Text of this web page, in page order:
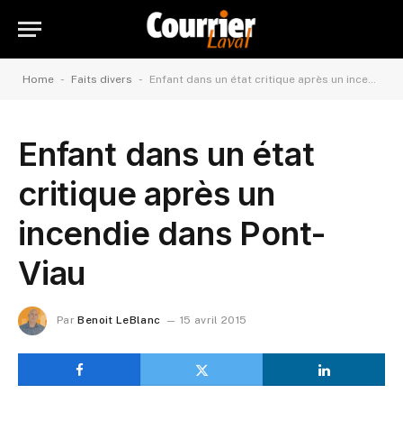
Home - Faits divers - Enfant dans un état critique après un incendie dans Pont-Viau
Enfant dans un état
critique après un
incendie dans Pont-
Viau
Par Benoit LeBlanc 15 avril 2015